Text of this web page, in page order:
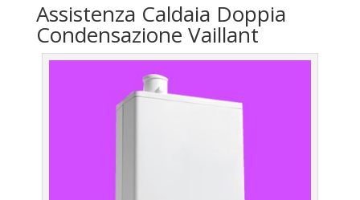
Assistenza Caldaia Doppia
Condensazione Vaillant